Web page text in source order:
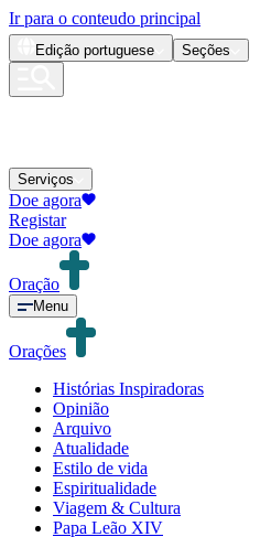
Ir para o conteudo principal
Edição portuguese Seções
Serviços
Doe agora
Registar
Doe agora
Oração
Menu
Orações
Histórias Inspiradoras
Opinião
Arquivo
Atualidade
Estilo de vida
Espiritualidade
Viagem & Cultura
Papa Leão XIV